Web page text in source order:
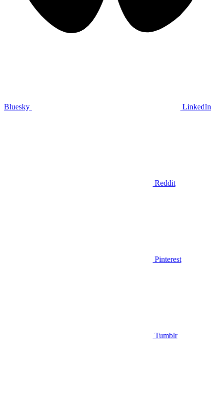
Bluesky LinkedIn
Reddit
Pinterest
Tumblr